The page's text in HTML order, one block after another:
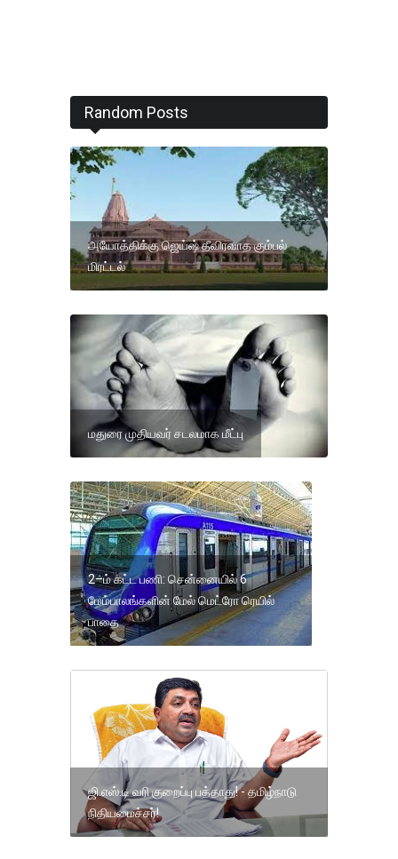
Random Posts
அயோத்திக்கு ஜெய்ஷ் தீவிரவாத கும்பல்
மிரட்டல்
மதுரை முதியவர் சடலமாக மீட்பு
2–ம் கட்ட பணி: சென்னையில் 6
மேம்பாலங்களின் மேல் மெட்ரோ ரெயில்
பாதை
ஜி.எஸ்.டி வரி குறைப்பு பத்தாது! - தமிழ்நாடு
நிதியமைச்சர்!